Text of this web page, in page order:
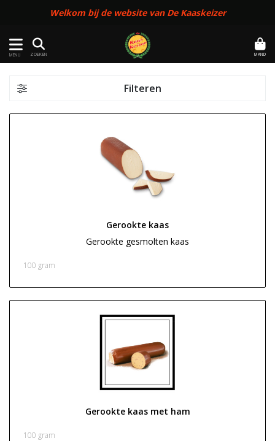
Welkom bij de website van De Kaaskeizer
MENU ZOEKEN MAND
Filteren
Gerookte kaas
Gerookte gesmolten kaas
100 gram
Gerookte kaas met ham
100 gram